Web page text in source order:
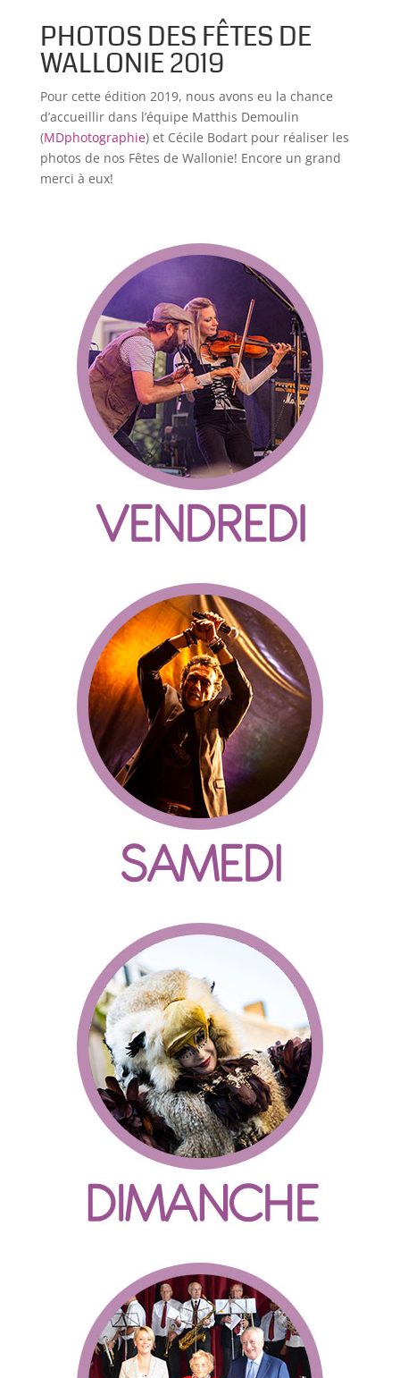
PHOTOS DES FÊTES DE
WALLONIE 2019
Pour cette édition 2019, nous avons eu la chance
d’accueillir dans l’équipe Matthis Demoulin
(MDphotographie) et Cécile Bodart pour réaliser les
photos de nos Fêtes de Wallonie! Encore un grand
merci à eux!